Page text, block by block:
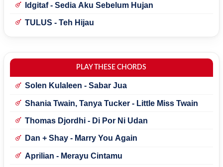
Idgitaf - Sedia Aku Sebelum Hujan
TULUS - Teh Hijau
PLAY THESE CHORDS
Solen Kulaleen - Sabar Jua
Shania Twain, Tanya Tucker - Little Miss Twain
Thomas Djordhi - Di Por Ni Udan
Dan + Shay - Marry You Again
Aprilian - Merayu Cintamu